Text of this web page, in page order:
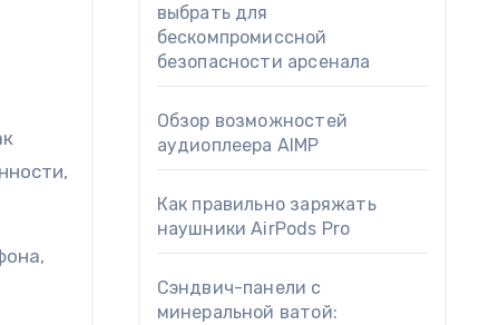
выбрать для
бескомпромиссной
безопасности арсенала
Обзор возможностей
аудиоплеера AIMP
Как правильно заряжать
наушники AirPods Pro
Сэндвич-панели с
минеральной ватой: